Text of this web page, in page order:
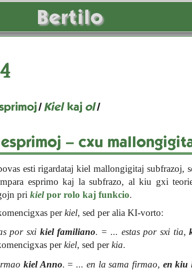
Bertilo
/Kielkajol/
– cxu
esti rigardataj kiel mallongigitaj subfrazoj,
esprimo kaj la subfrazo, al kiu gxi
prikielpor rolo kaj funkcio.
perkiel, sed per alia KI-vorto:
por sxi kiel familiano. = ... estas por sxi tia,
perkiel, sed perkia.
kiel Anno. = ... en la sama firmao, en kiu